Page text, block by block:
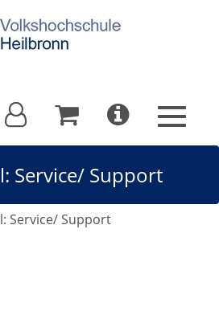
Service/ Support
Service/ Support